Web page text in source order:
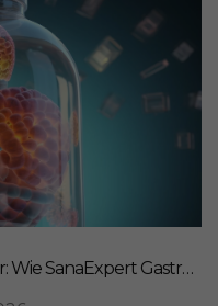
Hormone, die Stimmungsmacher: Wie SanaExpert Gastro Forte Ihre Darm-Hirn-Verbindung unterstützt